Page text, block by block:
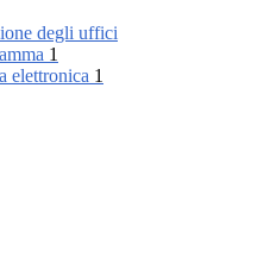
degli uffici
1
elettronica 1